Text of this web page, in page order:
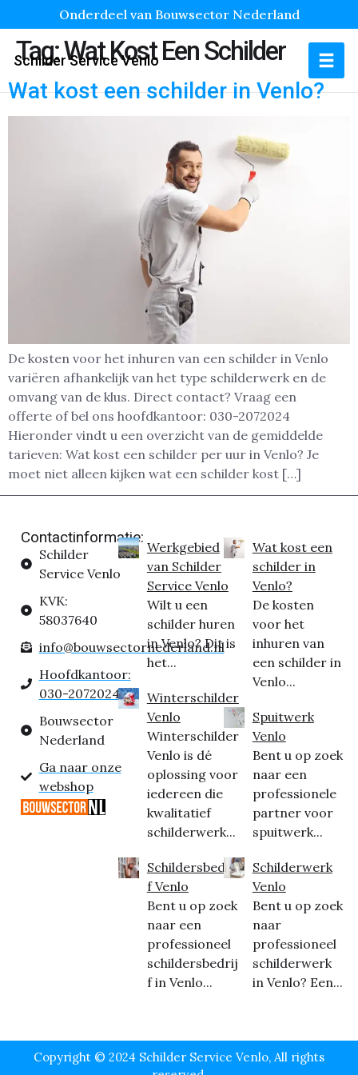
Onderdeel van Bouwsector Nederland
Schilder Service Venlo
Tag:Wat Kost Een Schilder
Wat kost een schilder in Venlo?
De kosten voor het inhuren van een schilder in Venlo
variëren afhankelijk van het type schilderwerk en de
omvang van de klus. Direct contact? Vraag een
offerte of bel ons hoofdkantoor: 030-2072024
Hieronder vindt u een overzicht van de gemiddelde
tarieven: Wat kost een schilder per uur in Venlo? Je
moet niet alleen kijken wat een schilder kost […]
Contactinformatie:
Schilder
Service Venlo
KVK:
58037640
info@bouwsectornederland.nl
Hoofdkantoor:
030-2072024
Bouwsector
Nederland
Ga naar onze
webshop
Werkgebied
van Schilder
Service Venlo
Wilt u een
schilder huren
in Venlo? Dit is
het...
Winterschilder
Venlo
Winterschilder
Venlo is dé
oplossing voor
iedereen die
kwalitatief
schilderwerk...
Schildersbedrij
f Venlo
Bent u op zoek
naar een
professioneel
schildersbedrij
f in Venlo...
Wat kost een
schilder in
Venlo?
De kosten
voor het
inhuren van
een schilder in
Venlo...
Spuitwerk
Venlo
Bent u op zoek
naar een
professionele
partner voor
spuitwerk...
Schilderwerk
Venlo
Bent u op zoek
naar
professioneel
schilderwerk
in Venlo? Een...
Copyright © 2024 Schilder Service Venlo, All rights